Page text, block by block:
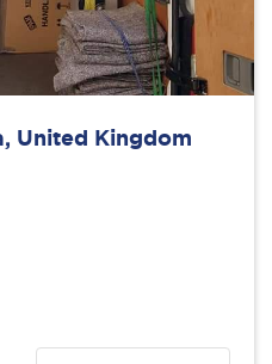
United Kingdom